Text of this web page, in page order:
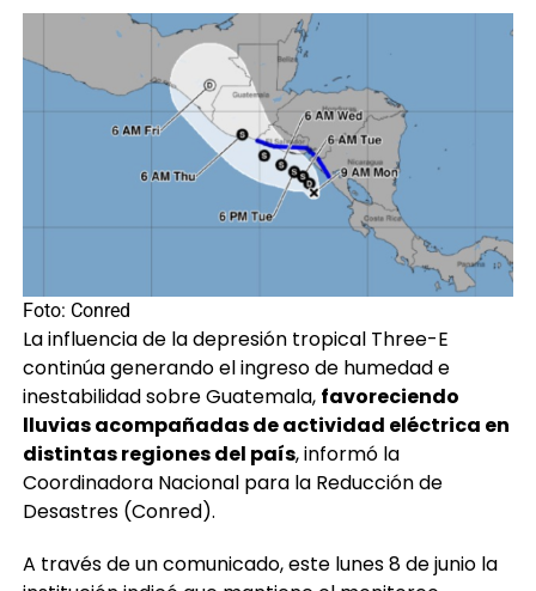
Foto: Conred
La influencia de la depresión tropical Three-E
continúa generando el ingreso de humedad e
inestabilidad sobre Guatemala,favoreciendo
lluvias acompañadas de actividad eléctrica en
distintas regiones del país , informó la
Coordinadora Nacional para la Reducción de
Desastres (Conred).